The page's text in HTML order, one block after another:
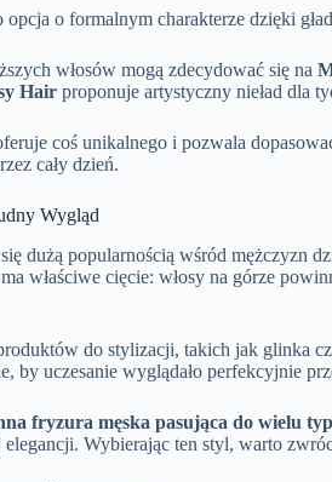
opcja o formalnym charakterze dzięki
włosów mogą zdecydować się na
Hair proponuje artystyczny nieład dla
coś unikalnego i pozwala
cały dzień.
Wygląd
dużą popularnością wśród mężczyzn
właściwe cięcie: włosy na górze
do stylizacji, takich jak glinka
by uczesanie wyglądało perfekcyjnie
fryzura męska pasująca do wielu
Wybierając ten styl, warto